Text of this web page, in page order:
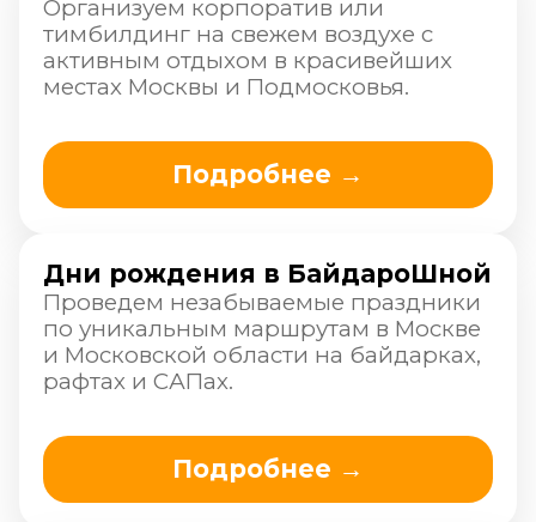
Уникальные запоминающиеся
походы для школьников. Новый и
незабываемый опыт на всю жизнь.
Подробнее →